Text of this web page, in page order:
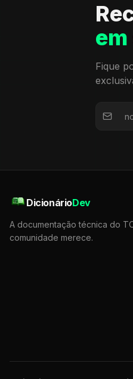
Fique
DicionárioDev
A documentação técnica do
comunidade merece.